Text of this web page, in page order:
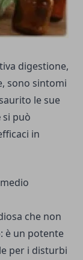
digestione,
sono sintomi
le sue
si può
in
che non
: è un potente
per i disturbi